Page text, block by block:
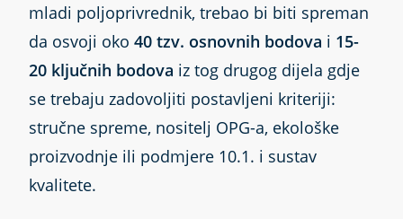
mladi poljoprivrednik, trebao bi biti spreman
da osvoji oko40 tzv. osnovnih bodova i 15-
20 ključnih bodova iz tog drugog dijela gdje
se trebaju zadovoljiti postavljeni kriteriji:
stručne spreme, nositelj OPG-a, ekološke
proizvodnje ili podmjere 10.1. i sustav
kvalitete.